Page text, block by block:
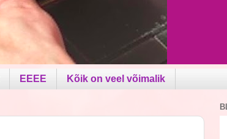
EEEE Kõik on veel võimalik